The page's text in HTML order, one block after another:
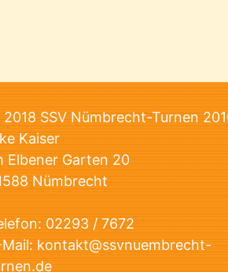
SSV Nümbrecht-Turnen
Kaiser
Elbener Garten 20
Nümbrecht
02293 / 7672
kontakt@ssvnuembrecht-